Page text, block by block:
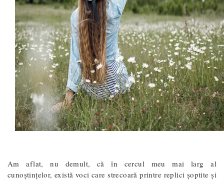
Am aflat, nu demult, că în cercul meu mai larg al
cunoștințelor, există voci care strecoară printre replici șoptite și